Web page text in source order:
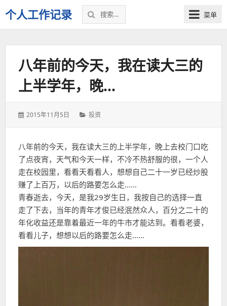
个人工作记录
搜
索：
菜单
八年前的今天，我在读大三的
上半学年，晚…
发
2015年11月5日
分
投资
八年前的今天，我在读大三的上半学年，晚上去校门口吃
了点夜宵，天气和今天一样，不冷不热舒服的很，一个人
走在校园里，看看天看看人，想想自己二十一岁已经炒股
赚了上百万，以后的路要怎么走……
青春逝去，今天，是我29岁生日，我按自己的选择一直
走了下去，当年的青年才俊已经泯然众人，百分之二十的
年化收益还是靠着最近一年的牛市才能达到。看看老婆，
看看儿子，想想以后的路要怎么走……